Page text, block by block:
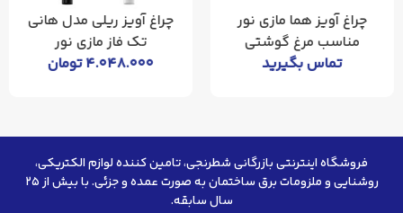
چراغ آویز هما مازی نور
مناسب مرغ گوشتی
تماس بگیرید
چراغ آویز ریلی مدل هانی
تک فاز مازی نور
۴.۰۴۸.۰۰۰تومان
فروشگاه اینترنتی بازرگانی شطرنجی، تامین کننده لوازم الکتریکی،
روشنایی و ملزومات برق ساختمان به صورت عمده و جزئی. با بیش از ۲۵
سال سابقه.